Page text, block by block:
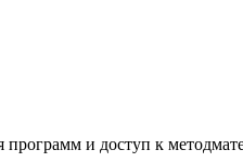
и доступ к